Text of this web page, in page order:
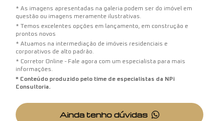
* As imagens apresentadas na galeria podem ser do imóvel em
questão ou imagens meramente ilustrativas.
* Temos excelentes opções em lançamento, em construção e
prontos novos
* Atuamos na intermediação de imóveis residenciais e
corporativos de alto padrão.
* Corretor Online - Fale agora com um especialista para mais
informações.
* Conteúdo produzido pelo time de especialistas da NPi
Consultoria.
Ainda tenho dúvidas